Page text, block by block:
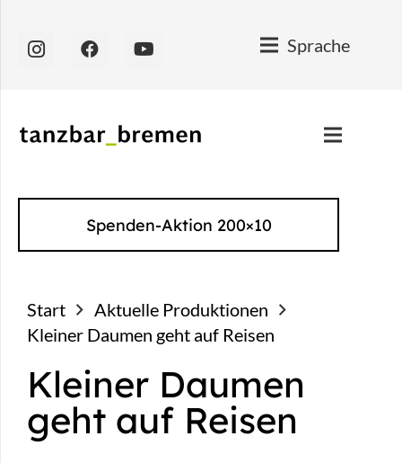
Sprache
Spenden-Aktion 200×10
Start
Aktuelle Produktionen
Kleiner Daumen geht auf Reisen
Kleiner Daumen
geht auf Reisen